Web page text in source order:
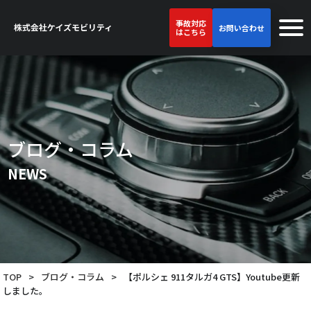
事故対応
はこちら
お問い合わせ
ブログ・コラム
NEWS
TOP > ブログ・コラム >
【ポルシェ 911タルガ4 GTS】Youtube更新
しました。